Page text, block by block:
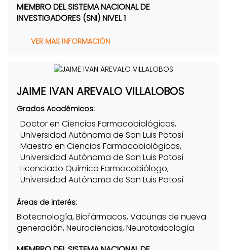
MIEMBRO DEL SISTEMA NACIONAL DE
INVESTIGADORES (SNI) NIVEL 1
VER MAS INFORMACIÓN
JAIME IVAN AREVALO VILLALOBOS
Grados Académicos:
Doctor en Ciencias Farmacobiológicas,
Universidad Autónoma de San Luis Potosí
Maestro en Ciencias Farmacobiológicas,
Universidad Autónoma de San Luis Potosí
Licenciado Químico Farmacobiólogo,
Universidad Autónoma de San Luis Potosí
Áreas de interés:
Biotecnología, Biofármacos, Vacunas de nueva
generación, Neurociencias, Neurotoxicología